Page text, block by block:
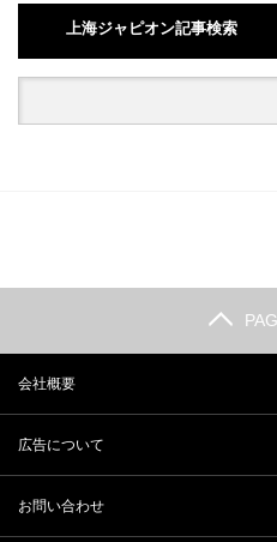
上海ジャピオン記事検索
会社概要
広告について
お問い合わせ